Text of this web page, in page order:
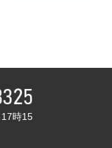
17時15